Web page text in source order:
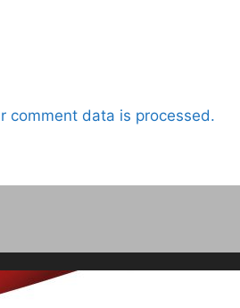
comment data is processed.